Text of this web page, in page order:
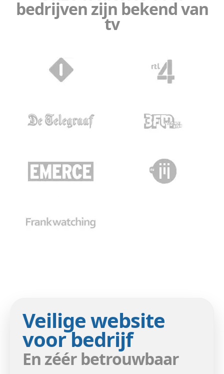
bedrijven zijn bekend van
tv
Veilige website
voor bedrijf
En zéér betrouwbaar